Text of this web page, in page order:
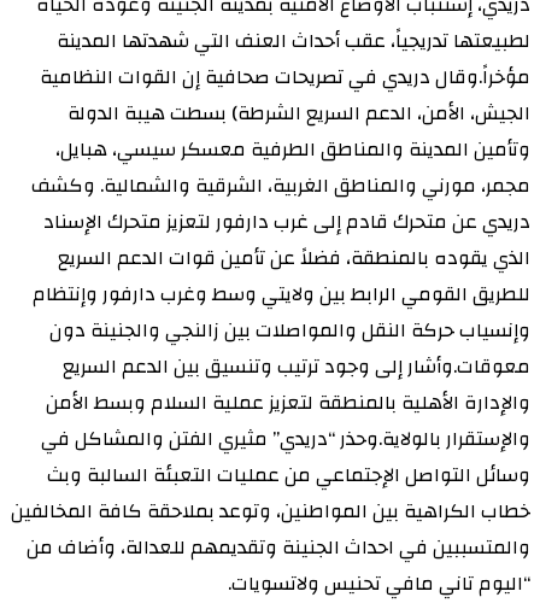
لطبيعتها تدريجياً، عقب أحداث العنف التي شهدتها المدينة
مؤخراً.وقال دريدي في تصريحات صحافية إن القوات النظامية
الجيش، الأمن، الدعم السريع الشرطة) بسطت هيبة الدولة
وتأمين المدينة والمناطق الطرفية معسكر سيسي، هبايل،
مجمر، مورني والمناطق الغربية، الشرقية والشمالية. وكشف
دريدي عن متحرك قادم إلى غرب دارفور لتعزيز متحرك الإسناد
الذي يقوده بالمنطقة، فضلاً عن تأمين قوات الدعم السريع
للطريق القومي الرابط بين ولايتي وسط وغرب دارفور وإنتظام
وإنسياب حركة النقل والمواصلات بين زالنجي والجنينة دون
معوقات.وأشار إلى وجود ترتيب وتنسيق بين الدعم السريع
والإدارة الأهلية بالمنطقة لتعزيز عملية السلام وبسط الأمن
والإستقرار بالولاية.وحذر “دريدي” مثيري الفتن والمشاكل في
وسائل التواصل الإجتماعي من عمليات التعبئة السالبة وبث
خطاب الكراهية بين المواطنين، وتوعد بملاحقة كافة المخالفين
والمتسببين في احداث الجنينة وتقديمهم للعدالة، وأضاف من
“اليوم تاني مافي تحنيس ولاتسويات.